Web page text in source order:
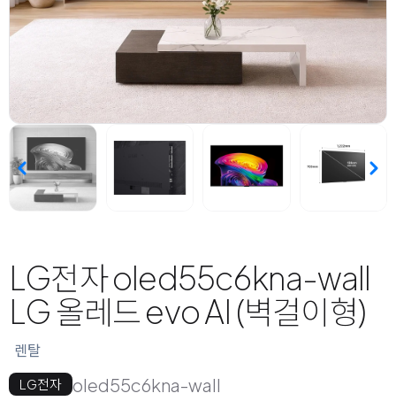
LG전자 oled55c6kna-wall
LG 올레드 evo AI (벽걸이형)
렌탈
LG전자 oled55c6kna-wall